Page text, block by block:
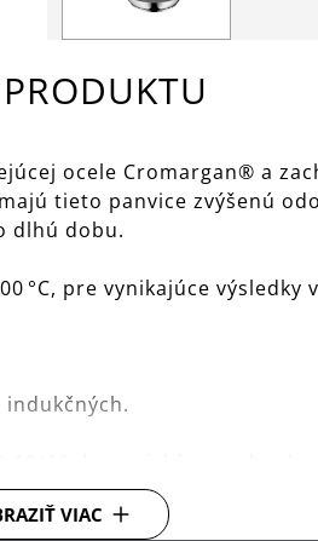
ocele Cromargan® a
tieto panvice zvýšenú
dlhú dobu.
°C, pre vynikajúce výsledky
VIAC